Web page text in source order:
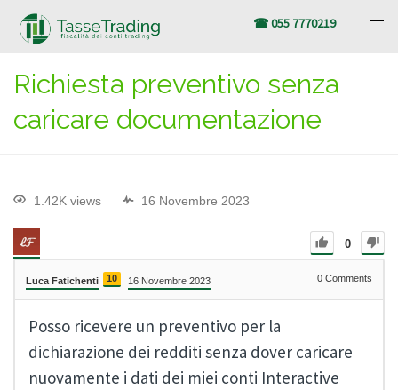
☎ 055 7770219
Richiesta preventivo senza
caricare documentazione
1.42K views 16 Novembre 2023
0
Luca Fatichenti 10 16 Novembre 2023 0 Comments
Posso ricevere un preventivo per la
dichiarazione dei redditi senza dover caricare
nuovamente i dati dei miei conti Interactive